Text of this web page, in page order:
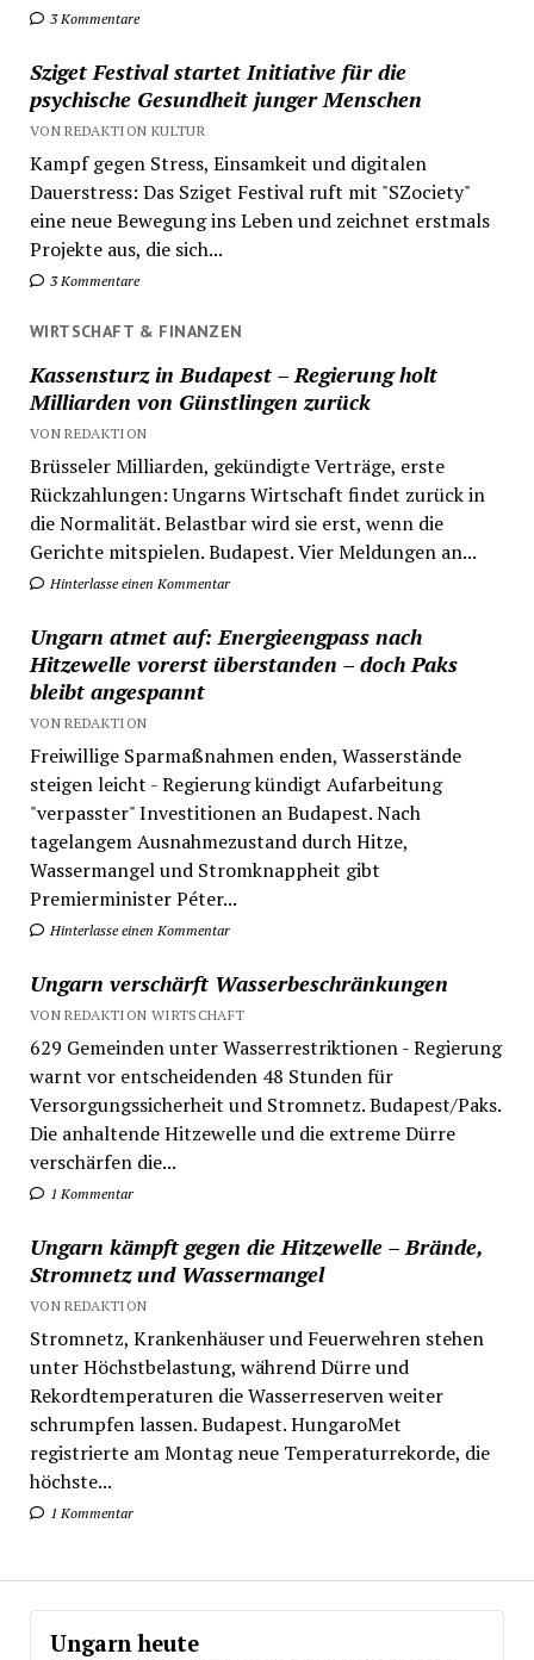
3 Kommentare
Sziget Festival startet Initiative für die
psychische Gesundheit junger Menschen
VON REDAKTION KULTUR
Kampf gegen Stress, Einsamkeit und digitalen
Dauerstress: Das Sziget Festival ruft mit "SZociety"
eine neue Bewegung ins Leben und zeichnet erstmals
Projekte aus, die sich...
3 Kommentare
WIRTSCHAFT & FINANZEN
Kassensturz in Budapest – Regierung holt
Milliarden von Günstlingen zurück
VON REDAKTION
Brüsseler Milliarden, gekündigte Verträge, erste
Rückzahlungen: Ungarns Wirtschaft findet zurück in
die Normalität. Belastbar wird sie erst, wenn die
Gerichte mitspielen. Budapest. Vier Meldungen an...
Hinterlasse einen Kommentar
Ungarn atmet auf: Energieengpass nach
Hitzewelle vorerst überstanden – doch Paks
bleibt angespannt
VON REDAKTION
Freiwillige Sparmaßnahmen enden, Wasserstände
steigen leicht - Regierung kündigt Aufarbeitung
"verpasster" Investitionen an Budapest. Nach
tagelangem Ausnahmezustand durch Hitze,
Wassermangel und Stromknappheit gibt
Premierminister Péter...
Hinterlasse einen Kommentar
Ungarn verschärft Wasserbeschränkungen
VON REDAKTION WIRTSCHAFT
629 Gemeinden unter Wasserrestriktionen - Regierung
warnt vor entscheidenden 48 Stunden für
Versorgungssicherheit und Stromnetz. Budapest/Paks.
Die anhaltende Hitzewelle und die extreme Dürre
verschärfen die...
1 Kommentar
Ungarn kämpft gegen die Hitzewelle – Brände,
Stromnetz und Wassermangel
VON REDAKTION
Stromnetz, Krankenhäuser und Feuerwehren stehen
unter Höchstbelastung, während Dürre und
Rekordtemperaturen die Wasserreserven weiter
schrumpfen lassen. Budapest. HungaroMet
registrierte am Montag neue Temperaturrekorde, die
höchste...
1 Kommentar
Ungarn heute